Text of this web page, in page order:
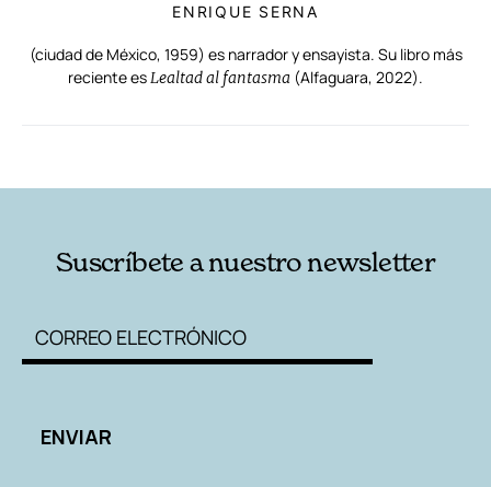
ENRIQUE SERNA
(ciudad de México, 1959) es narrador y ensayista. Su libro más
reciente esLealtad al fantasma (Alfaguara, 2022).
Suscríbete a nuestro newsletter